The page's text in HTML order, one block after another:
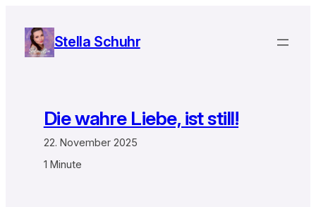
Inhalt
springen
Stella Schuhr
Die wahre Liebe, ist still!
22. November 2025
1 Minute